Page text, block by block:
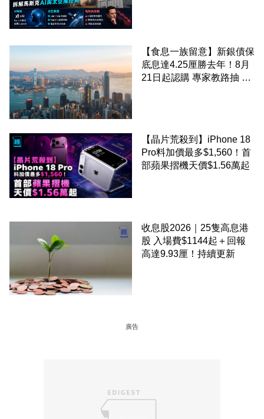
【食息一族留意】新銀債保
底息達4.25厘勝去年！8月
21日起認購 專家教路抽 20
【晶片荒殺到】iPhone 18
Pro料加價最多$1,560！首
部蘋果摺機天價$1.56萬起
收息股2026｜25隻高息港
股 入場費$1144起＋回報
高達9.93厘！持續更新
廣告